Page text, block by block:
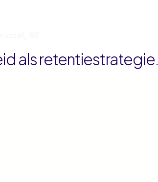
als retentiestrategie.